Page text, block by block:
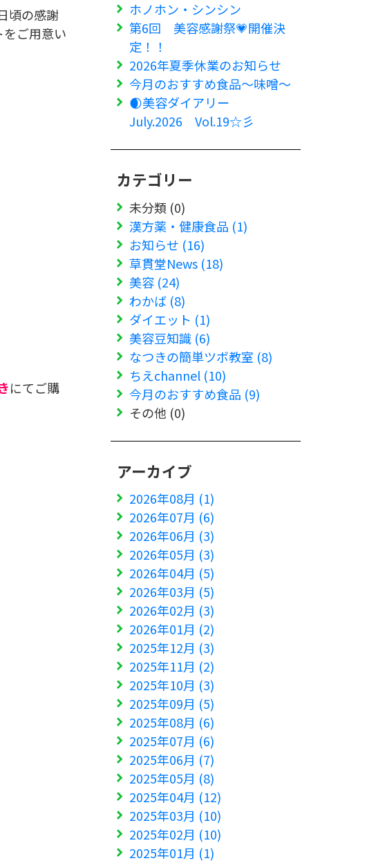
頃の感謝
ご用意い
にてご購
ホノホン・シンシン
第6回 美容感謝祭💗開催決
定！！
2026年夏季休業のお知らせ
今月のおすすめ食品～味噌～
🌒美容ダイアリー
July.2026 Vol.19☆彡
カテゴリー
未分類 (0)
漢方薬・健康食品 (1)
お知らせ (16)
草貫堂News (18)
美容 (24)
わかば (8)
ダイエット (1)
美容豆知識 (6)
なつきの簡単ツボ教室 (8)
ちえchannel (10)
今月のおすすめ食品 (9)
その他 (0)
アーカイブ
2026年08月 (1)
2026年07月 (6)
2026年06月 (3)
2026年05月 (3)
2026年04月 (5)
2026年03月 (5)
2026年02月 (3)
2026年01月 (2)
2025年12月 (3)
2025年11月 (2)
2025年10月 (3)
2025年09月 (5)
2025年08月 (6)
2025年07月 (6)
2025年06月 (7)
2025年05月 (8)
2025年04月 (12)
2025年03月 (10)
2025年02月 (10)
2025年01月 (1)